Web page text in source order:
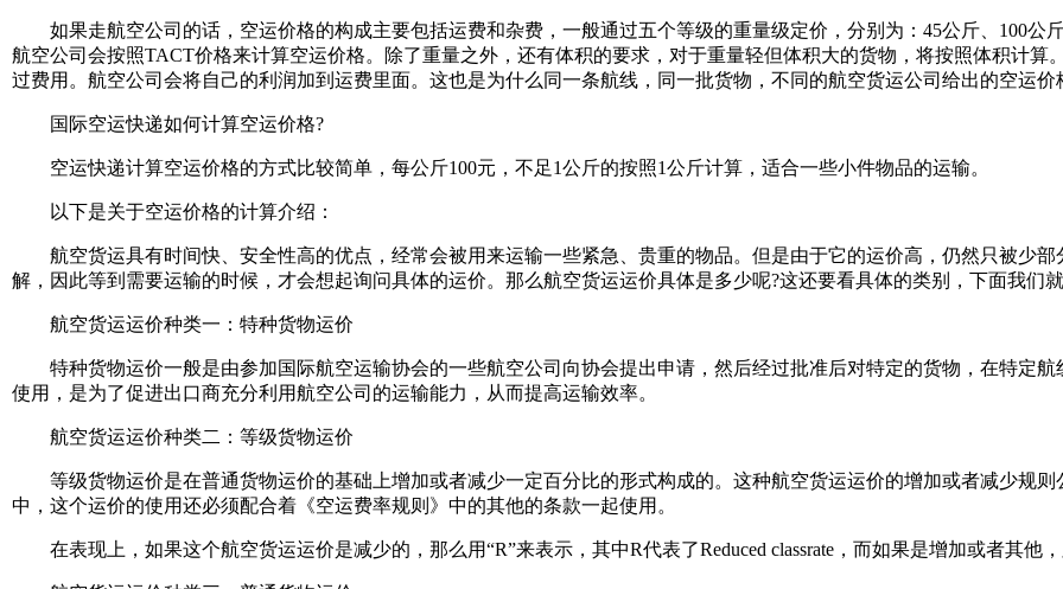
如果走航空公司的话，空运价格的构成主要包括运费和杂费，一般通过五个等级的重量级定价，分别为：45公斤、100公
航空公司会按照TACT价格来计算空运价格。除了重量之外，还有体积的要求，对于重量轻但体积大的货物，将按照体积计
过费用。航空公司会将自己的利润加到运费里面。这也是为什么同一条航线，同一批货物，不同的航空货运公司给出的空运价
国际空运快递如何计算空运价格?
空运快递计算空运价格的方式比较简单，每公斤100元，不足1公斤的按照1公斤计算，适合一些小件物品的运输。
以下是关于空运价格的计算介绍：
航空货运具有时间快、安全性高的优点，经常会被用来运输一些紧急、贵重的物品。但是由于它的运价高，仍然只被少部
解，因此等到需要运输的时候，才会想起询问具体的运价。那么航空货运运价具体是多少呢?这还要看具体的类别，下面我们
航空货运运价种类一：特种货物运价
特种货物运价一般是由参加国际航空运输协会的一些航空公司向协会提出申请，然后经过批准后对特定的货物，在特定航
使用，是为了促进出口商充分利用航空公司的运输能力，从而提高运输效率。
航空货运运价种类二：等级货物运价
等级货物运价是在普通货物运价的基础上增加或者减少一定百分比的形式构成的。这种航空货运运价的增加或者减少规则
中，这个运价的使用还必须配合着《空运费率规则》中的其他的条款一起使用。
在表现上，如果这个航空货运运价是减少的，那么用“R”来表示，其中R代表了Reduced classrate，而如果是增加或者其他，